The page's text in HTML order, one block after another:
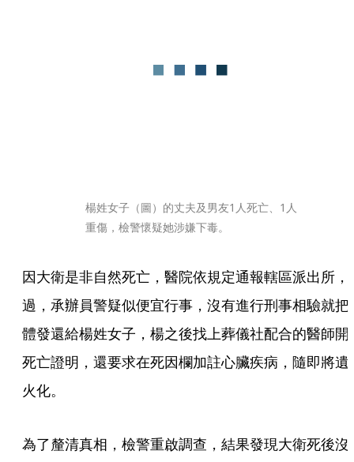
楊姓女子（圖）的丈夫及男友1人死亡、1人
重傷，檢警懷疑她涉嫌下毒。
因大衛是非自然死亡，醫院依規定通報轄區派出所，
過，承辦員警疑似便宜行事，沒有進行刑事相驗就把
體發還給楊姓女子，楊之後找上葬儀社配合的醫師開
死亡證明，還要求在死因欄加註心臟疾病，隨即將遺
火化。
為了釐清真相，檢警重啟調查，結果發現大衛死後沒